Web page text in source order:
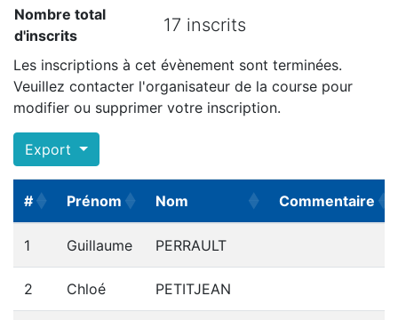
Nombre total
d'inscrits
17 inscrits
Les inscriptions à cet évènement sont terminées.
Veuillez contacter l'organisateur de la course pour
modifier ou supprimer votre inscription.
Export
# Prénom Nom
Commentaire
1 Guillaume PERRAULT
2 Chloé PETITJEAN